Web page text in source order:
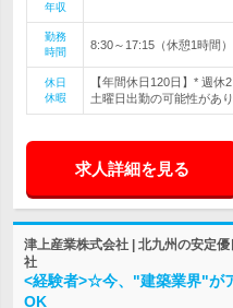
年収
勤務
時間
8:30～17:15（休憩1時間）
休日
休暇
【年間休日120日】* 週
土曜日出勤の可能性があ
求人詳細を見る
津上産業株式会社 | 北九州の安定
社
<経験者>☆今、"建築業界"が
OK